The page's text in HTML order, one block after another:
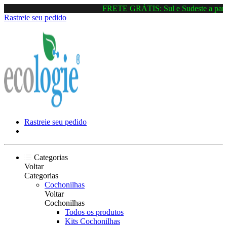
FRETE GRÁTIS: Sul e Sudeste a
Rastreie seu pedido
Rastreie seu pedido
Categorias
Voltar
Categorias
Cochonilhas
Voltar
Cochonilhas
Todos os produtos
Kits Cochonilhas